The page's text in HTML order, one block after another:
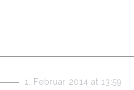
1. Februar 2014 at 13:59